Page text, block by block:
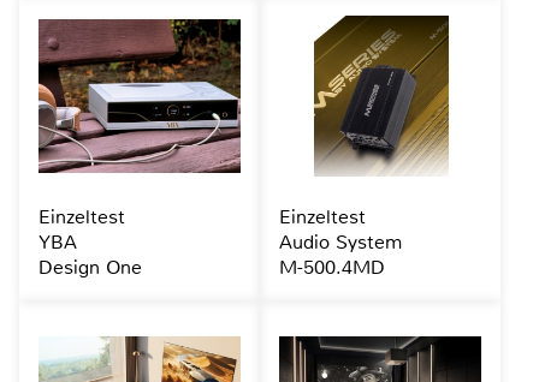
Einzeltest
YBA
Design One
Einzeltest
Audio System
M-500.4MD